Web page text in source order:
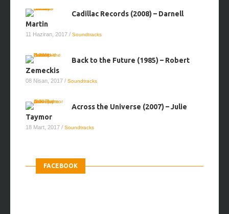
Cadillac Records (2008) – Darnell
Martin
11 Haziran, 2017 / Soundtracks
Back to the Future (1985) – Robert
Zemeckis
08 Nisan, 2017 / Soundtracks
Across the Universe (2007) – Julie
Taymor
18 Mart, 2017 / Soundtracks
FACEBOOK